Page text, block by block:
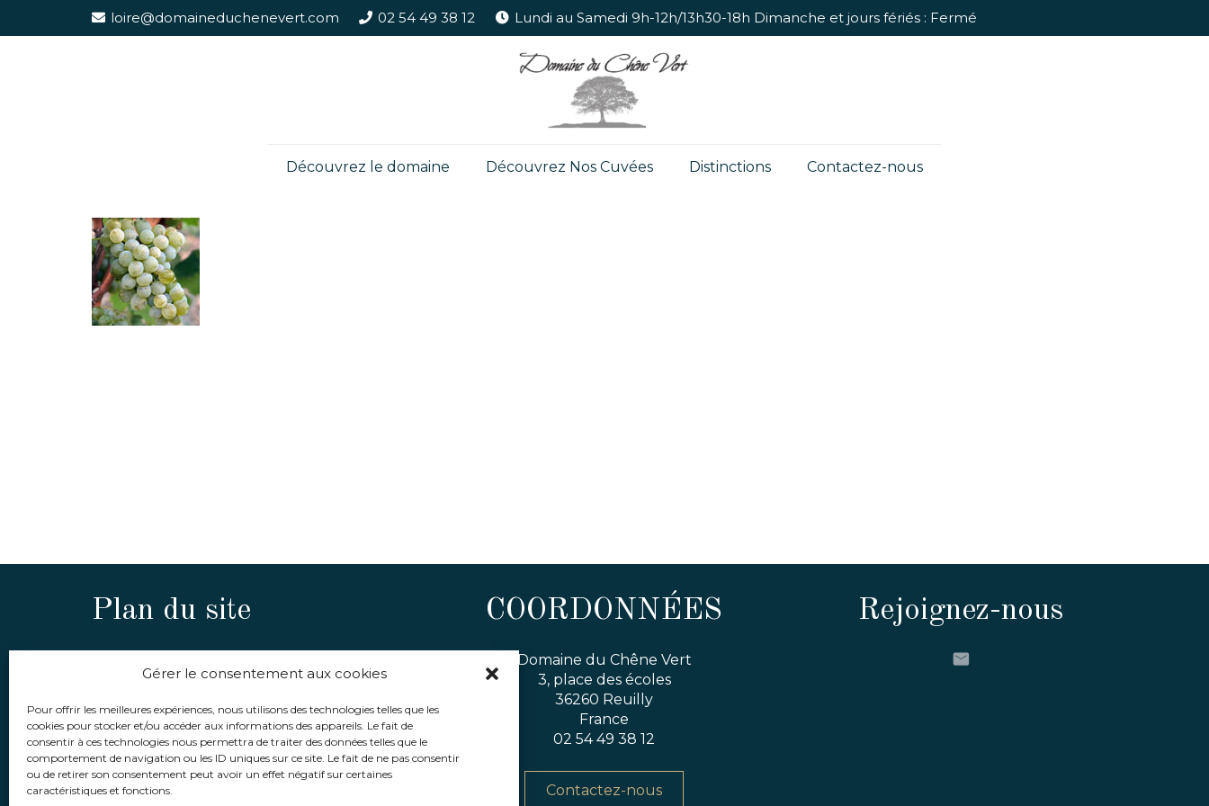
Gérer le consentement aux cookies
Pour offrir les meilleures expériences, nous utilisons des technologies telles que les
cookies pour stocker et/ou accéder aux informations des appareils. Le fait de
consentir à ces technologies nous permettra de traiter des données telles que le
comportement de navigation ou les ID uniques sur ce site. Le fait de ne pas consentir
ou de retirer son consentement peut avoir un effet négatif sur certaines
caractéristiques et fonctions.
loire@domaineduchenevert.com 02 54 49 38 12 Lundi au Samedi 9h-12h/13h30-18h Dimanche et jours fériés : Fermé
Découvrez le domaine Découvrez Nos Cuvées Distinctions Contactez-nous
Plan du site
Distinctions
Contactez-nous
COORDONNÉES
Domaine du Chêne Vert
3, place des écoles
36260 Reuilly
France
02 54 49 38 12
Contactez-nous
Rejoignez-nous